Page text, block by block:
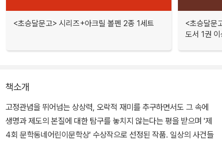
<초승달문고> 시리즈+아크릴 볼펜 2종 1세트
<초승달문
도서 1권
책소개
고정관념을 뛰어넘는 상상력, 오락적 재미를 추구하면서도 그 속에
생명과 제도의 본질에 대한 탐구를 놓치지 않는다는 평을 받으며 '제
4회 문학동네어린이문학상' 수상작으로 선정된 작품. 일상의 사건들